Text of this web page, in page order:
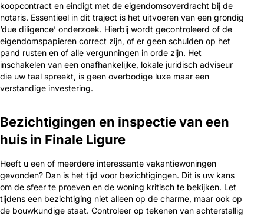
koopcontract en eindigt met de eigendomsoverdracht bij de
notaris. Essentieel in dit traject is het uitvoeren van een grondig
‘due diligence’ onderzoek. Hierbij wordt gecontroleerd of de
eigendomspapieren correct zijn, of er geen schulden op het
pand rusten en of alle vergunningen in orde zijn. Het
inschakelen van een onafhankelijke, lokale juridisch adviseur
die uw taal spreekt, is geen overbodige luxe maar een
verstandige investering.
Bezichtigingen en inspectie van een
huis in Finale Ligure
Heeft u een of meerdere interessante vakantiewoningen
gevonden? Dan is het tijd voor bezichtigingen. Dit is uw kans
om de sfeer te proeven en de woning kritisch te bekijken. Let
tijdens een bezichtiging niet alleen op de charme, maar ook op
de bouwkundige staat. Controleer op tekenen van achterstallig